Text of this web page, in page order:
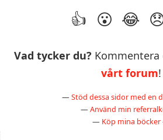
Vad tycker du?
vårt forum!
— Stöd dessa sidor med en
— Använd min
— Köp mina böcker